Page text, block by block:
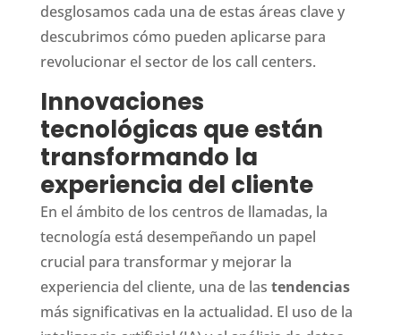
desglosamos cada una de estas áreas clave y
descubrimos cómo pueden aplicarse para
revolucionar el sector de los call centers.
Innovaciones
tecnológicas que están
transformando la
experiencia del cliente
En el ámbito de los centros de llamadas, la
tecnología está desempeñando un papel
crucial para transformar y mejorar la
experiencia del cliente, una de las tendencias
más significativas en la actualidad. El uso de la